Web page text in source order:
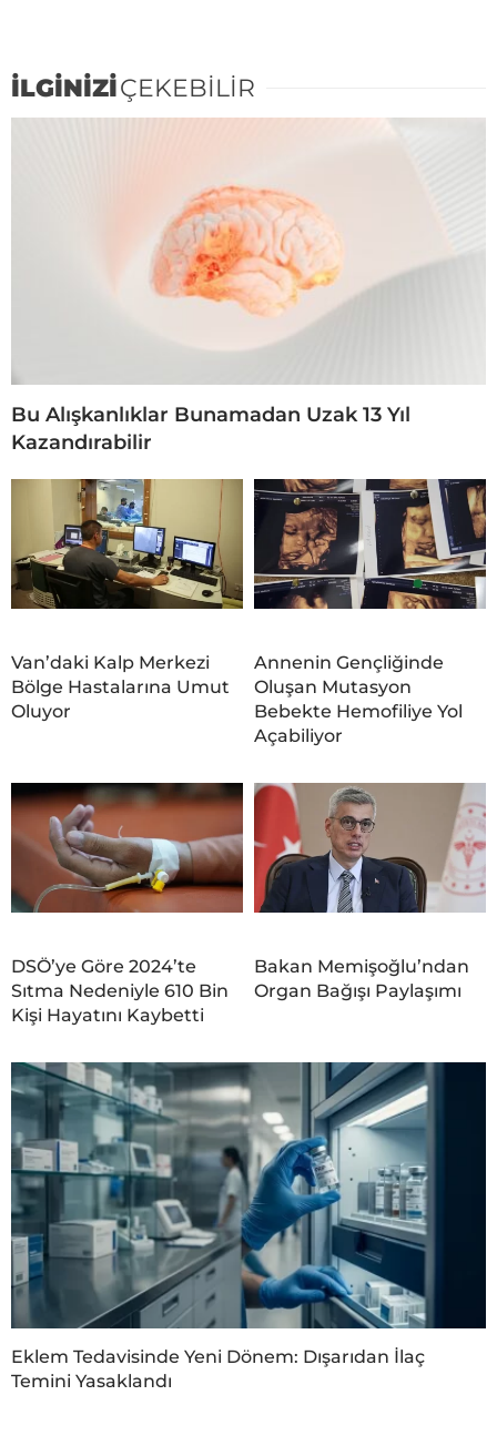
İLGİNİZİÇEKEBİLİR
Bu Alışkanlıklar Bunamadan Uzak 13 Yıl
Kazandırabilir
Van’daki Kalp Merkezi
Bölge Hastalarına Umut
Oluyor
Annenin Gençliğinde
Oluşan Mutasyon
Bebekte Hemofiliye Yol
Açabiliyor
DSÖ’ye Göre 2024’te
Sıtma Nedeniyle 610 Bin
Kişi Hayatını Kaybetti
Bakan Memişoğlu’ndan
Organ Bağışı Paylaşımı
Eklem Tedavisinde Yeni Dönem: Dışarıdan İlaç
Temini Yasaklandı